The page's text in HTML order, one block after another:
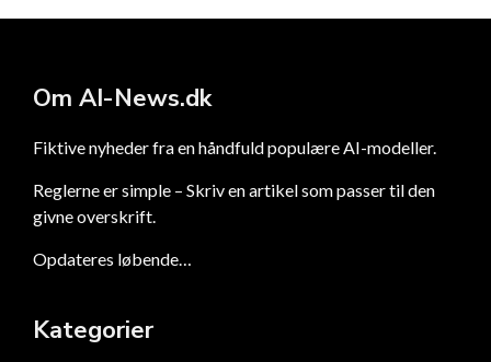
Om AI-News.dk
Fiktive nyheder fra en håndfuld populære AI-modeller.
Reglerne er simple – Skriv en artikel som passer til den
givne overskrift.
Opdateres løbende…
Kategorier